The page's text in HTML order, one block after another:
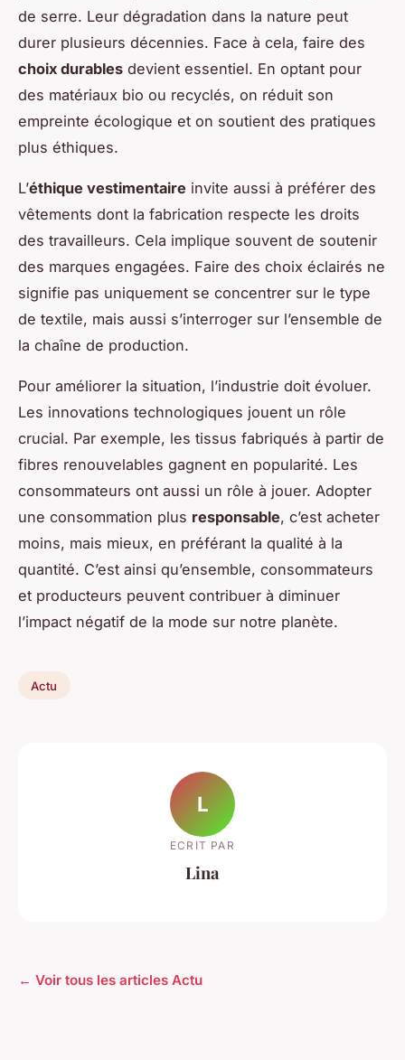
de serre. Leur dégradation dans la nature peut
durer plusieurs décennies. Face à cela, faire des
choix durables devient essentiel. En optant pour
des matériaux bio ou recyclés, on réduit son
empreinte écologique et on soutient des pratiques
plus éthiques.
L’éthique vestimentaire invite aussi à préférer des
vêtements dont la fabrication respecte les droits
des travailleurs. Cela implique souvent de soutenir
des marques engagées. Faire des choix éclairés ne
signifie pas uniquement se concentrer sur le type
de textile, mais aussi s’interroger sur l’ensemble de
la chaîne de production.
Pour améliorer la situation, l’industrie doit évoluer.
Les innovations technologiques jouent un rôle
crucial. Par exemple, les tissus fabriqués à partir de
fibres renouvelables gagnent en popularité. Les
consommateurs ont aussi un rôle à jouer. Adopter
une consommation plus responsable, c’est acheter
moins, mais mieux, en préférant la qualité à la
quantité. C’est ainsi qu’ensemble, consommateurs
et producteurs peuvent contribuer à diminuer
l’impact négatif de la mode sur notre planète.
Actu
L
ECRIT PAR
Lina
← Voir tous les articles Actu